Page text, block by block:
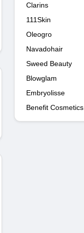
Clarins
111Skin
Oleogro
Navadohair
Sweed Beauty
Blowglam
Embryolisse
Benefit Cosmetics